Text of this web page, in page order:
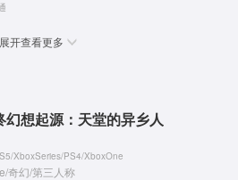
展开查看更多
幻想起源：天堂的异乡人
/XboxSeries/PS4/XboxOne
/奇幻/第三人称